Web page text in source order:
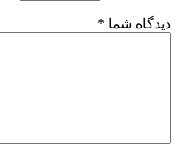
دیدگاه شما *